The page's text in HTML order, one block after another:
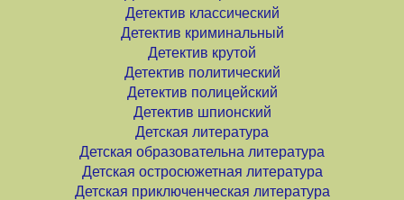
Детектив классический
Детектив криминальный
Детектив крутой
Детектив политический
Детектив полицейский
Детектив шпионский
Детская литература
Детская образовательна литература
Детская остросюжетная литература
Детская приключенческая литература